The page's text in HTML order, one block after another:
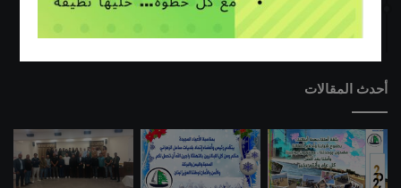
طلاب مدرسة عدلون الرسمية يزورون مركز الفرز التابع لإتحاد بلديات
ساحل الزهراني
أحدث المقالات